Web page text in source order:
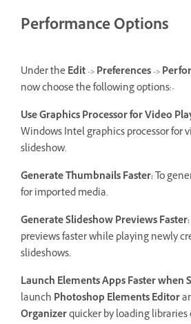
Performance Options
Under theEdit->Preferences->
now choose the following options:-
Use Graphics Processor for Video
Windows Intel graphics processor for
slideshow.
Generate Thumbnails Faster:To
for imported media.
Generate Slideshow Previews Faster:
previews faster while playing newly
slideshows.
Launch Elements Apps Faster when
launch Photoshop Elements Editor
Organizerquicker by loading libraries